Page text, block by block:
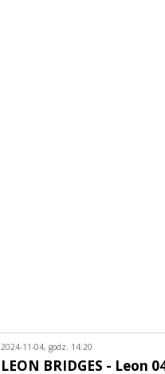
2024-11-04, godz. 14:20
LEON BRIDGES - Leon